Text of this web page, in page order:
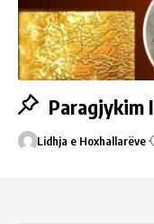
Paragjykim I
Lidhja e Hoxhallarëve